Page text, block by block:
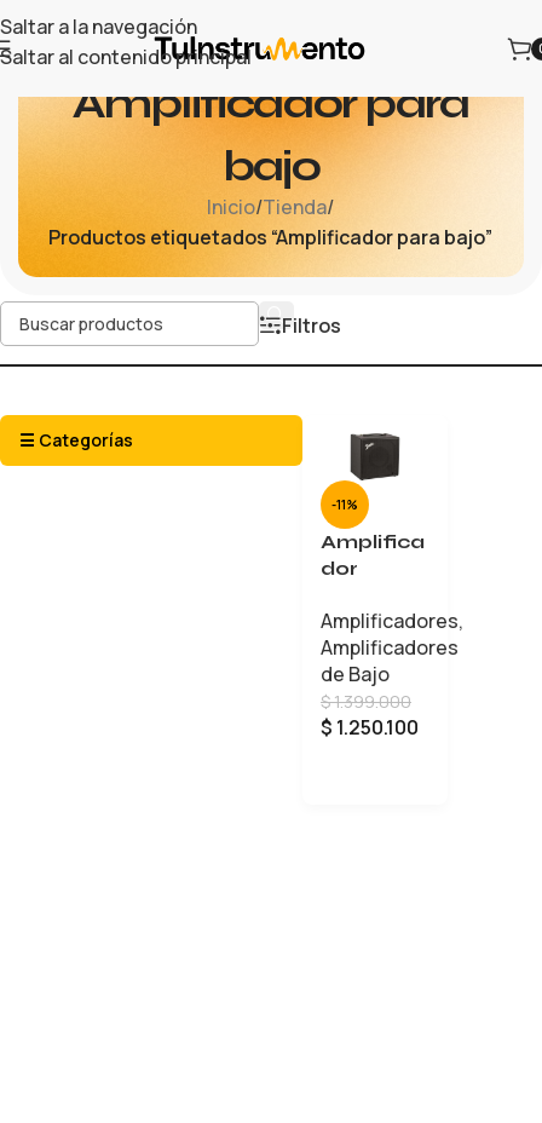
Saltar a la navegación
Saltar al contenido principal
Amplificador para
bajo
Inicio/Tienda/
Productos etiquetados “Amplificador para bajo”
Filtros
☰ Categorías
-11%
Amplifica
dor
bajo
Rumble
LT25 120V
Amplificadores,
Amplificadores
de Bajo
$1.399.000
$ 1.250.100